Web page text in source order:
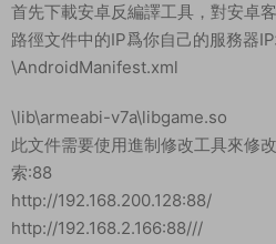
首先下載安卓反編譯工具，對安卓
路徑文件中的IP爲你自己的服務器IP
\AndroidManifest.xml
\lib\armeabi-v7a\libgame.so
此文件需要使用進制修改工具來修
索:88
http://192.168.200.128:88/
http://192.168.2.166:88///